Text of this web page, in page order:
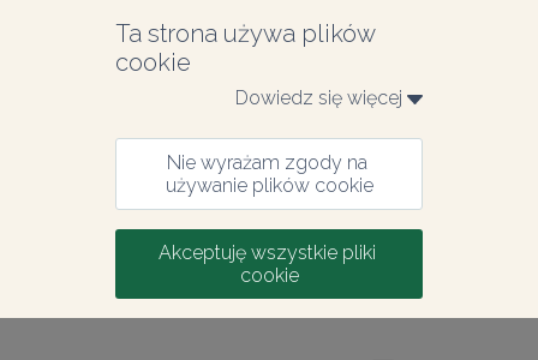
Ta strona używa plików
cookie
Dowiedz się więcej
Nie wyrażam zgody na
używanie plików cookie
Akceptuję wszystkie pliki
cookie